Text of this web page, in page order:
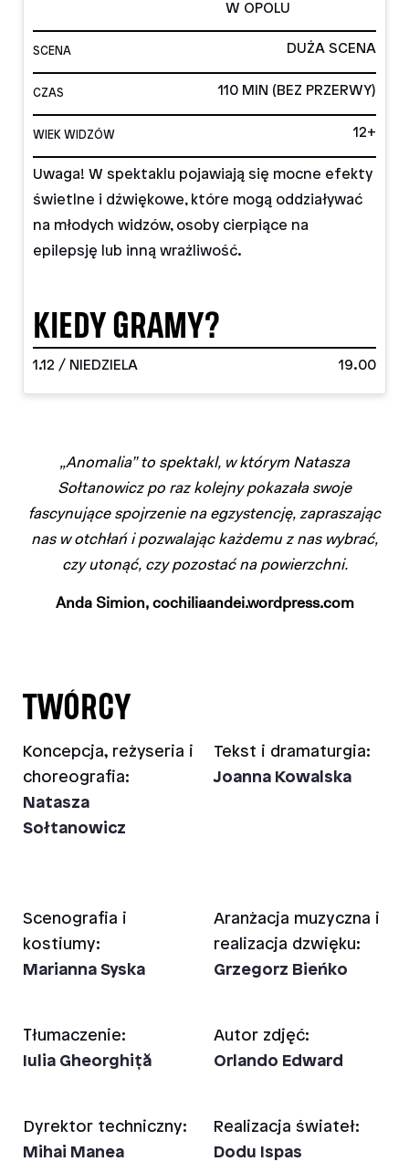
W OPOLU
SCENA DUŻA SCENA
CZAS 110 MIN (BEZ PRZERWY)
WIEK WIDZÓW 12+
Uwaga! W spektaklu pojawiają się mocne efekty
świetlne i dźwiękowe, które mogą oddziaływać
na młodych widzów, osoby cierpiące na
epilepsję lub inną wrażliwość.
KIEDY GRAMY?
1.12 / NIEDZIELA 19.00
„Anomalia” to spektakl, w którym Natasza
Sołtanowicz po raz kolejny pokazała swoje
fascynujące spojrzenie na egzystencję, zapraszając
nas w otchłań i pozwalając każdemu z nas wybrać,
czy utonąć, czy pozostać na powierzchni.
Anda Simion, cochiliaandei.wordpress.com
TWÓRCY
Koncepcja, reżyseria i
choreografia:
Natasza
Sołtanowicz
Tekst i dramaturgia:
Joanna Kowalska
Scenografia i
kostiumy:
Marianna Syska
Aranżacja muzyczna i
realizacja dzwięku:
Grzegorz Bieńko
Tłumaczenie:
Iulia Gheorghiță
Autor zdjęć:
Orlando Edward
Dyrektor techniczny:
Mihai Manea
Realizacja świateł:
Dodu Ispas